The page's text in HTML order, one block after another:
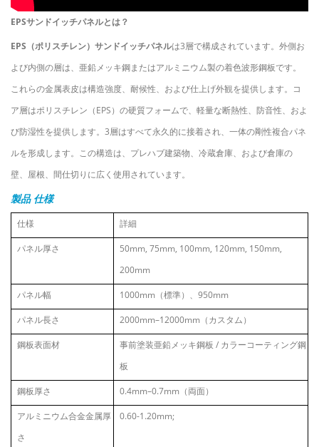
EPSサンドイッチパネルとは？
EPS（ポリスチレン）サンドイッチパネルは3層で構成されています。外側お
よび内側の層は、亜鉛メッキ鋼またはアルミニウム製の着色波形鋼板です。
これらの金属表皮は構造強度、耐候性、および仕上げ外観を提供します。コ
ア層はポリスチレン（EPS）の硬質フォームで、軽量な断熱性、防音性、およ
び防湿性を提供します。3層はすべて永久的に接着され、一体の剛性複合パネ
ルを形成します。この構造は、プレハブ建築物、冷蔵倉庫、および倉庫の
壁、屋根、間仕切りに広く使用されています。
製品 仕様
仕様 詳細
パネル厚さ
50mm, 75mm, 100mm, 120mm, 150mm,
200mm
パネル幅 1000mm（標準）、950mm
パネル長さ 2000mm–12000mm（カスタム）
鋼板表面材
事前塗装亜鉛メッキ鋼板 / カラーコーティング鋼
板
鋼板厚さ 0.4mm–0.7mm（両面）
アルミニウム合金金属厚
さ
0.60-1.20mm;